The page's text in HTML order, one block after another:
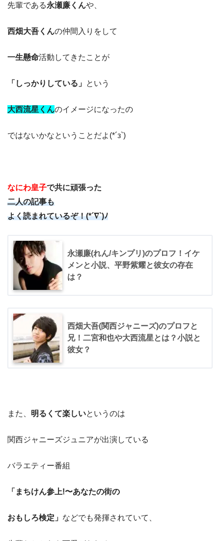
先輩である永瀬廉くんや、
西畑大吾くんの仲間入りをして
一生懸命活動してきたことが
「しっかりしている」 という
大西流星くんのイメージになったの
ではないかなということだよ(*´з`)
なにわ皇子で共に頑張った
二人の記事も
よく読まれているぞ！(*´∇`)ﾉ
永瀬廉(れん/キンプリ)のプロフ！イケ
メンと小説、平野紫耀と彼女の存在
は？
西畑大吾(関西ジャニーズ)のプロフと
兄！二宮和也や大西流星とは？小説と
彼女？
また、 明るくて楽しいというのは
関西ジャニーズジュニアが出演している
バラエティー番組
「まちけん参上!〜あなたの街の
おもしろ検定」 などでも発揮されていて、